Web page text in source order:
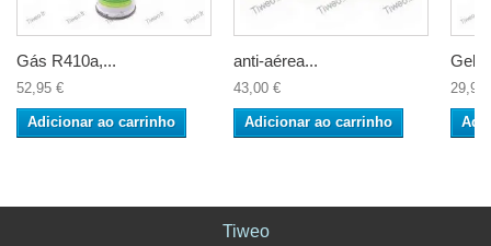
Gás R410a,...
52,95 €
Adicionar ao carrinho
anti-aérea...
43,00 €
Adicionar ao carrinho
29,90
Tiweo